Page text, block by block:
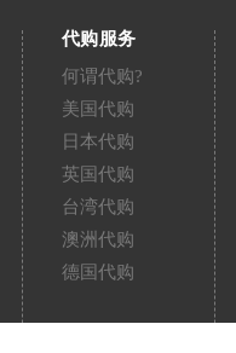
代购服务
何谓代购?
美国代购
日本代购
英国代购
台湾代购
澳洲代购
德国代购